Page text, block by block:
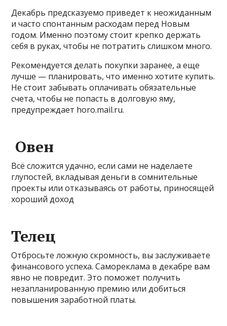
Декабрь предсказуемо приведет к неожиданным
и часто спонтанным расходам перед Новым
годом. Именно поэтому стоит крепко держать
себя в руках, чтобы не потратить слишком много.
Рекомендуется делать покупки заранее, а еще
лучше — планировать, что именно хотите купить.
Не стоит забывать оплачивать обязательные
счета, чтобы не попасть в долговую яму,
предупреждает horo.mail.ru.
Овен
Всё сложится удачно, если сами не наделаете
глупостей, вкладывая деньги в сомнительные
проекты или отказываясь от работы, приносящей
хороший доход
Телец
Отбросьте ложную скромность, вы заслуживаете
финансового успеха. Самореклама в декабре вам
явно не повредит. Это поможет получить
незапланированную премию или добиться
повышения заработной платы.